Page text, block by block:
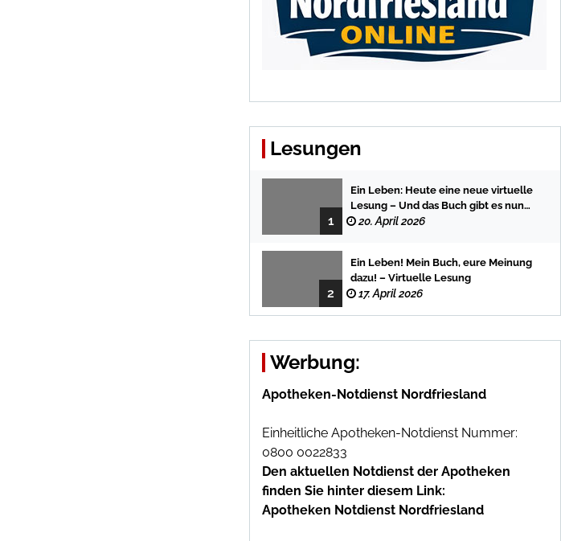
Lesungen
1
Ein Leben: Heute eine neue virtuelle
Lesung – Und das Buch gibt es nun
auch in der Bredstedter
20. April 2026
2
Ein Leben! Mein Buch, eure Meinung
dazu! – Virtuelle Lesung
17. April 2026
Werbung:
Apotheken-Notdienst Nordfriesland
Einheitliche Apotheken-Notdienst Nummer:
0800 0022833
Den aktuellen Notdienst der Apotheken
finden Sie hinter diesem Link:
Apotheken Notdienst Nordfriesland